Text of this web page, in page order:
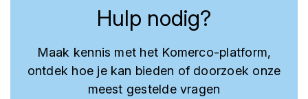
Hulp nodig?
Maak kennis met het Komerco-platform,
ontdek hoe je kan bieden of doorzoek onze
meest gestelde vragen